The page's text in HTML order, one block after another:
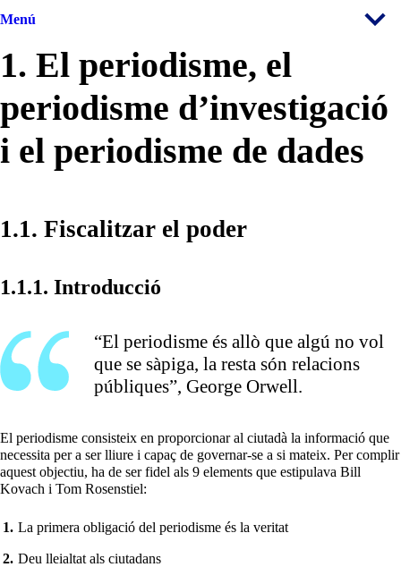
Menú
1. El periodisme, el
periodisme d’investigació
i el periodisme de dades
1.1. Fiscalitzar el poder
1.1.1. Introducció
“El periodisme és allò que algú no vol
que se sàpiga, la resta són relacions
públiques”, George Orwell.
El periodisme consisteix en proporcionar al ciutadà la informació que
necessita per a ser lliure i capaç de governar-se a si mateix. Per complir
aquest objectiu, ha de ser fidel als 9 elements que estipulava Bill
Kovach i Tom Rosenstiel:
La primera obligació del periodisme és la veritat
Deu lleialtat als ciutadans